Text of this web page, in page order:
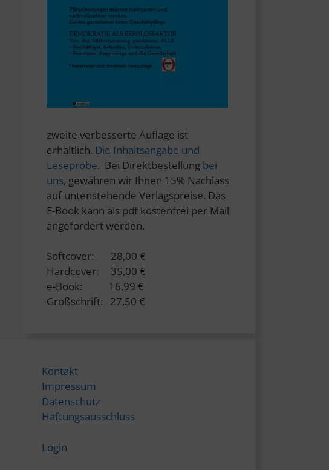
zweite verbesserte Auflage ist
erhältlich. Die Inhaltsangabe und
Leseprobe. Bei Direktbestellung bei
uns, gewähren wir Ihnen 15% Nachlass
auf untenstehende Verlagspreise. Das
E-Book kann als pdf kostenfrei per Mail
angefordert werden.
Softcover: 28,00 €
Hardcover: 35,00 €
e-Book: 16,99 €
Großschrift: 27,50 €
Kontakt
Impressum
Datenschutz
Haftungsausschluss
Login